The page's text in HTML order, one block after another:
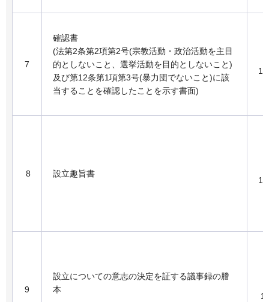
7
確認書
(法第2条第2項第2号(宗教活動・政治活動を主目
的としないこと、選挙活動を目的としないこと)
及び第12条第1項第3号(暴力団でないこと)に該
当することを確認したことを示す書面)
1
8 設立趣旨書
1
9
設立についての意志の決定を証する議事録の謄
本
1